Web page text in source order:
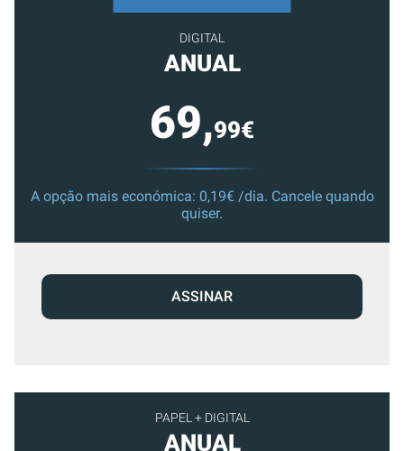
PAPEL + DIGITAL
ANUAL
DIGITAL
ANUAL
69,99€
A opção mais económica: 0,19€ /dia. Cancele quando
quiser.
ASSINAR